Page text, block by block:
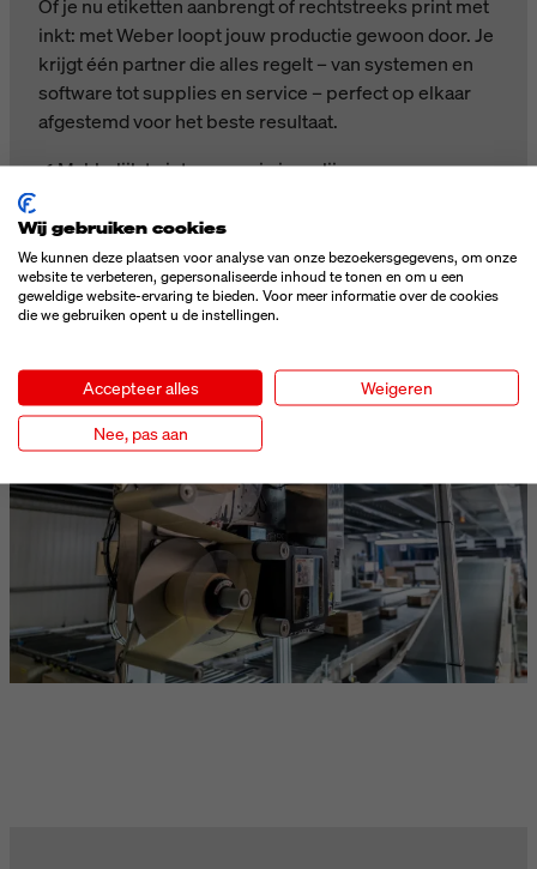
Of je nu etiketten aanbrengt of rechtstreeks print met
inkt: met Weber loopt jouw productie gewoon door. Je
krijgt één partner die alles regelt – van systemen en
software tot supplies en service – perfect op elkaar
afgestemd voor het beste resultaat.
✔ Makkelijk te integreren in jouw lijn
✔ Altijd hulp van ons eigen serviceteam
✔ Minder stilstand, meer continuïteit
Wij gebruiken cookies
We kunnen deze plaatsen voor analyse van onze bezoekersgegevens, om onze
website te verbeteren, gepersonaliseerde inhoud te tonen en om u een
geweldige website-ervaring te bieden. Voor meer informatie over de cookies
die we gebruiken opent u de instellingen.
Accepteer alles Weigeren
Nee, pas aan